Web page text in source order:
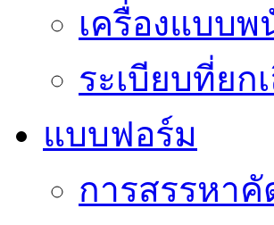
เครื่องแบบพ
ระเบียบที่ยก
แบบฟอร์ม
การสรรหาคั